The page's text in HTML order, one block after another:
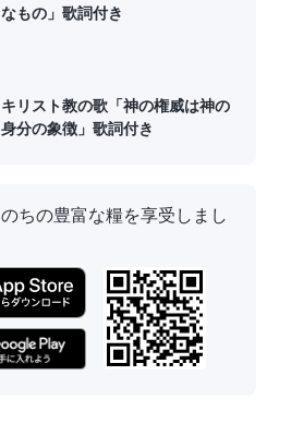
なもの」歌詞付き
キリスト教の歌「神の権威は神の
身分の象徴」歌詞付き
キリスト教音楽メドレー
キリスト教の歌「人間の結末への
神の采配」歌詞付き
ちの豊富な糧を享受しまし